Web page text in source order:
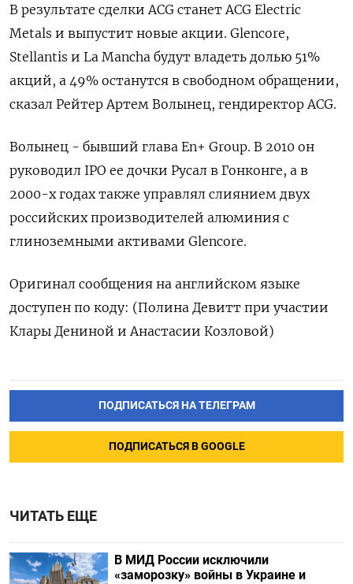
В результате сделки ACG станет ACG Electric
Metals и выпустит новые акции. Glencore,
Stellantis и La Mancha будут владеть долью 51%
акций, а 49% останутся в свободном обращении,
сказал Рейтер Артем Волынец, гендиректор ACG.
Волынец - бывший глава En+ Group. В 2010 он
руководил IPO ее дочки Русал в Гонконге, а в
2000-х годах также управлял слиянием двух
российских производителей алюминия с
глиноземными активами Glencore.
Оригинал сообщения на английском языке
доступен по коду: (Полина Девитт при участии
Клары Дениной и Анастасии Козловой)
ПОДПИСАТЬСЯ НА ТЕЛЕГРАМ
ПОДПИСАТЬСЯ В GOOGLE
ЧИТАТЬ ЕЩЕ
В МИД России исключили
«заморозку» войны в Украине и